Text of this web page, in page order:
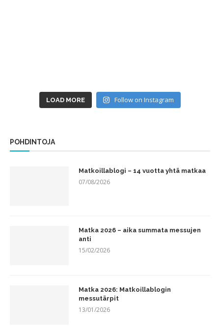
LOAD MORE Follow on Instagram
POHDINTOJA
Matkoillablogi – 14 vuotta yhtä matkaa
07/08/2026
Matka 2026 – aika summata messujen
anti
15/02/2026
Matka 2026: Matkoillablogin
messutärpit
13/01/2026